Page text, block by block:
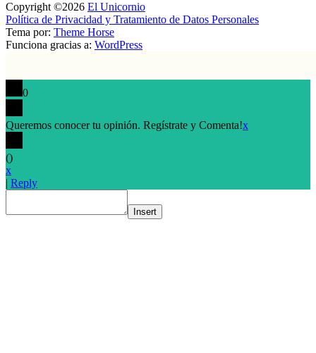
Copyright ©2026 El Unicornio
Política de Privacidad y Tratamiento de Datos Personales
Tema por: Theme Horse
Funciona gracias a: WordPress
0
Queremos conocer tu opinión. Regístrate y Comenta!x
()
x
| Reply
Insert